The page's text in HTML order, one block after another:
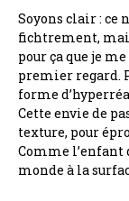
Soyons clair : ce
fichtrement,
pour ça que je
premier regard.
forme
Cette envie de
texture, pour
Comme
monde à la